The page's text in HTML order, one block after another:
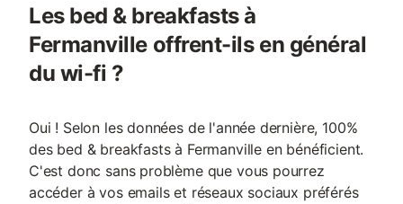
Les bed & breakfasts à
Fermanville offrent-ils en général
du wi-fi ?
Oui ! Selon les données de l'année dernière, 100%
des bed & breakfasts à Fermanville en bénéficient.
C'est donc sans problème que vous pourrez
accéder à vos emails et réseaux sociaux préférés